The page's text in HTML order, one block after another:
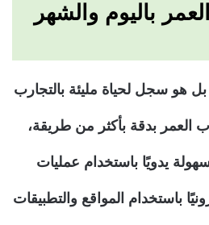
باليوم والشهر
هو سجل لحياة مليئة بالتجارب
العمر بدقة بأكثر من طريقة،
يدويًا باستخدام عمليات
باستخدام المواقع والتطبيقات